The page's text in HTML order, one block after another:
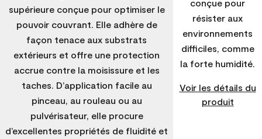
supérieure conçue pour optimiser le
pouvoir couvrant. Elle adhère de
façon tenace aux substrats
extérieurs et offre une protection
accrue contre la moisissure et les
taches. D’application facile au
pinceau, au rouleau ou au
pulvérisateur, elle procure
d’excellentes propriétés de fluidité et
conçue pour
résister aux
environnements
difficiles, comme
la forte humidité.
Voir les détails du
produit